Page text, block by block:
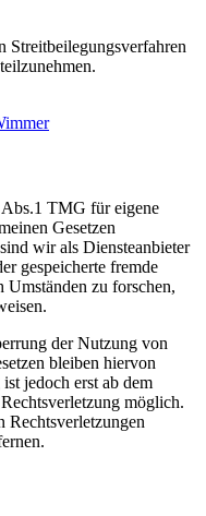
Streitbeilegungsverfahren
TMG für eigene
Gesetzen
wir als Diensteanbieter
gespeicherte fremde
Umständen zu forschen,
der Nutzung von
bleiben hiervon
jedoch erst ab dem
möglich.
Rechtsverletzungen